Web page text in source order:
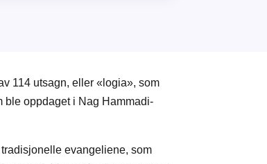
114 utsagn, eller «logia», som
ble oppdaget i Nag Hammadi-
evangeliene, som